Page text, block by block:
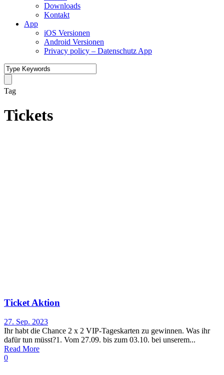
Downloads
Kontakt
App
iOS Versionen
Android Versionen
Privacy policy – Datenschutz App
Tag
Tickets
Ticket Aktion
27. Sep. 2023
Ihr habt die Chance 2 x 2 VIP-Tageskarten zu gewinnen. Was ihr
dafür tun müsst?1. Vom 27.09. bis zum 03.10. bei unserem...
Read More
0